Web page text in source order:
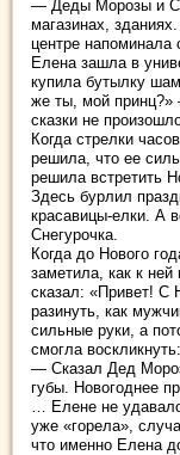
— Деды Морозы и
магазинах,
центре напоминала
Елена зашла в
купила бутылку
же ты, мой принц?»
сказки не
Когда стрелки
решила, что ее
решила встретить
Здесь бурлил
красавицы-елки. А
Снегурочка.
Когда до Нового
заметила, как к
сказал: «Привет! С
разинуть, как
сильные руки, а
смогла
— Сказал Дед
губы. Новогоднее
… Елене не
уже «горела»,
что именно Елена